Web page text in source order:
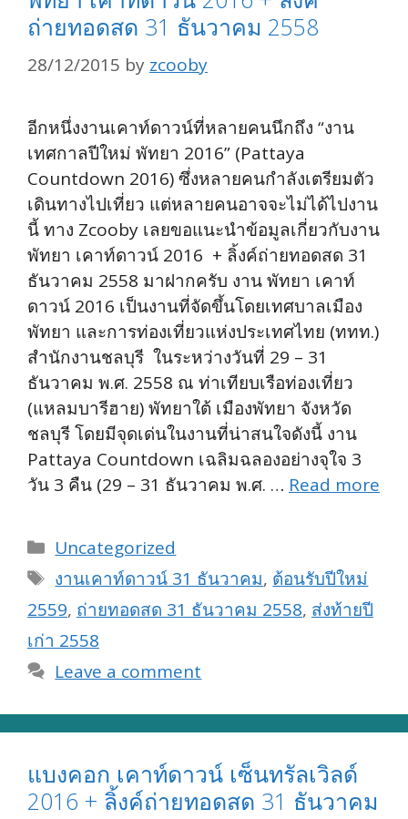
ถ่ายทอดสด 31 ธันวาคม 2558
28/12/2015 by zcooby
อีกหนึ่งงานเคาท์ดาวน์ที่หลายคนนึกถึง “งาน
เทศกาลปีใหม่ พัทยา 2016” (Pattaya
Countdown 2016) ซึ่งหลายคนกำลังเตรียมตัว
เดินทางไปเที่ยว แต่หลายคนอาจจะไม่ได้ไปงาน
นี้ ทาง Zcooby เลยขอแนะนำข้อมูลเกี่ยวกับงาน
พัทยา เคาท์ดาวน์ 2016 + ลิ้งค์ถ่ายทอดสด 31
ธันวาคม 2558 มาฝากครับ งาน พัทยา เคาท์
ดาวน์ 2016 เป็นงานที่จัดขึ้นโดยเทศบาลเมือง
พัทยา และการท่องเที่ยวแห่งประเทศไทย (ททท.)
สำนักงานชลบุรี ในระหว่างวันที่ 29 – 31
ธันวาคม พ.ศ. 2558 ณ ท่าเทียบเรือท่องเที่ยว
(แหลมบารีฮาย) พัทยาใต้ เมืองพัทยา จังหวัด
ชลบุรี โดยมีจุดเด่นในงานที่น่าสนใจดังนี้ งาน
Pattaya Countdown เฉลิมฉลองอย่างจุใจ 3
วัน 3 คืน (29 – 31 ธันวาคม พ.ศ. … Read more
Categories
Uncategorized
Tags
งานเคาท์ดาวน์ 31 ธันวาคม, ต้อนรับปีใหม่
2559, ถ่ายทอดสด 31 ธันวาคม 2558, ส่งท้ายปี
เก่า 2558
Leave a comment
แบงคอก เคาท์ดาวน์ เซ็นทรัลเวิลด์
2016 + ลิ้งค์ถ่ายทอดสด 31 ธันวาคม